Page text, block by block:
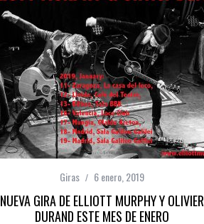
Giras 6 enero, 2019
NUEVA GIRA DE ELLIOTT MURPHY Y OLIVIER
DURAND ESTE MES DE ENERO